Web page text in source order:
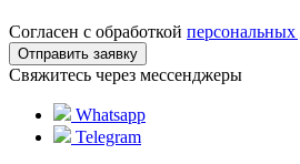
Согласен с обработкой
Свяжитесь через мессенджеры
Whatsapp
Telegram